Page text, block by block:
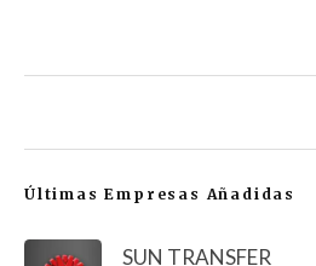
Últimas Empresas Añadidas
SUN TRANSFER